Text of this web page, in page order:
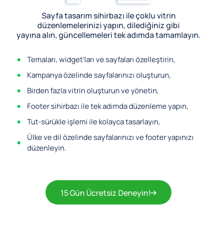
Sayfa tasarım sihirbazı ile çoklu vitrin
düzenlemelerinizi yapın, dilediğiniz gibi
yayına alın, güncellemeleri tek adımda tamamlayın.
Temaları, widget’ları ve sayfaları özelleştirin,
Kampanya özelinde sayfalarınızı oluşturun,
Birden fazla vitrin oluşturun ve yönetin,
Footer sihirbazı ile tek adımda düzenleme yapın,
Tut-sürükle işlemi ile kolayca tasarlayın,
Ülke ve dil özelinde sayfalarınızı ve footer yapınızı
düzenleyin.
15 Gün Ücretsiz Deneyin!